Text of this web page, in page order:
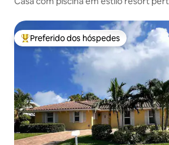
Entre os melhores preferidos dos
Preferido dos hóspedes